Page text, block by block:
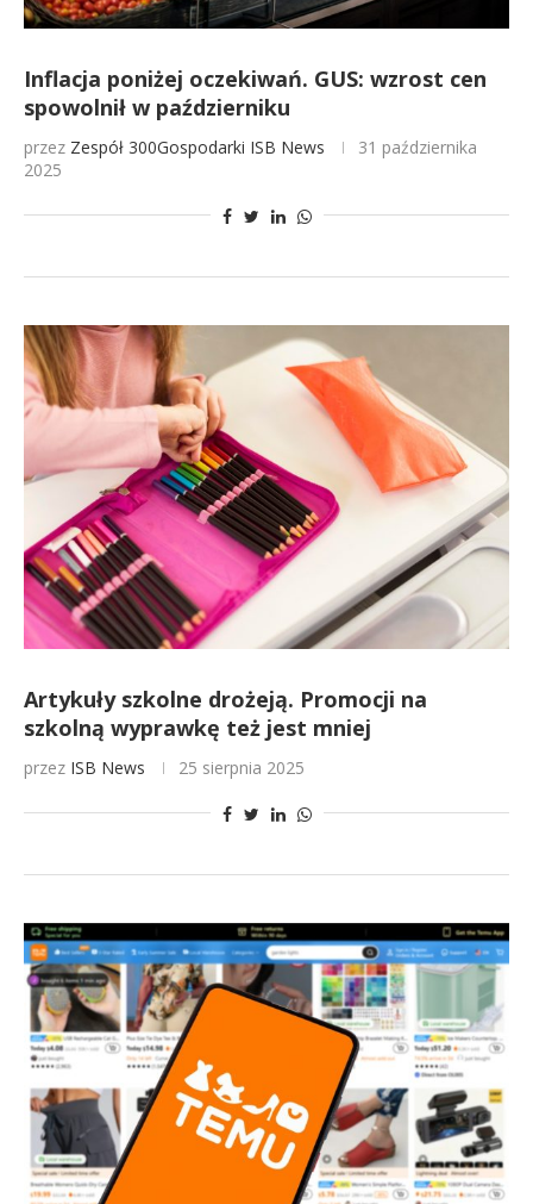
Inflacja poniżej oczekiwań. GUS: wzrost cen
spowolnił w październiku
przez Zespół 300Gospodarki ISB News
31 października
2025
Artykuły szkolne drożeją. Promocji na
szkolną wyprawkę też jest mniej
przez ISB News 25 sierpnia 2025